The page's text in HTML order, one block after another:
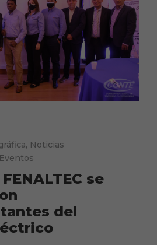
, Noticias
Eventos
se
del